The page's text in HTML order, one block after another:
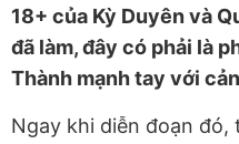
18+ của Kỳ Duyên và
đã làm, đây có phải là
Thành mạnh tay với
Ngay khi diễn đoạn